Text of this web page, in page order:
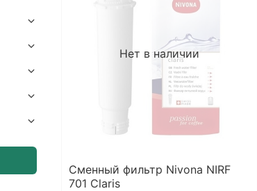
Нет в наличии
Сменный фильтр Nivona NIRF
701 Claris